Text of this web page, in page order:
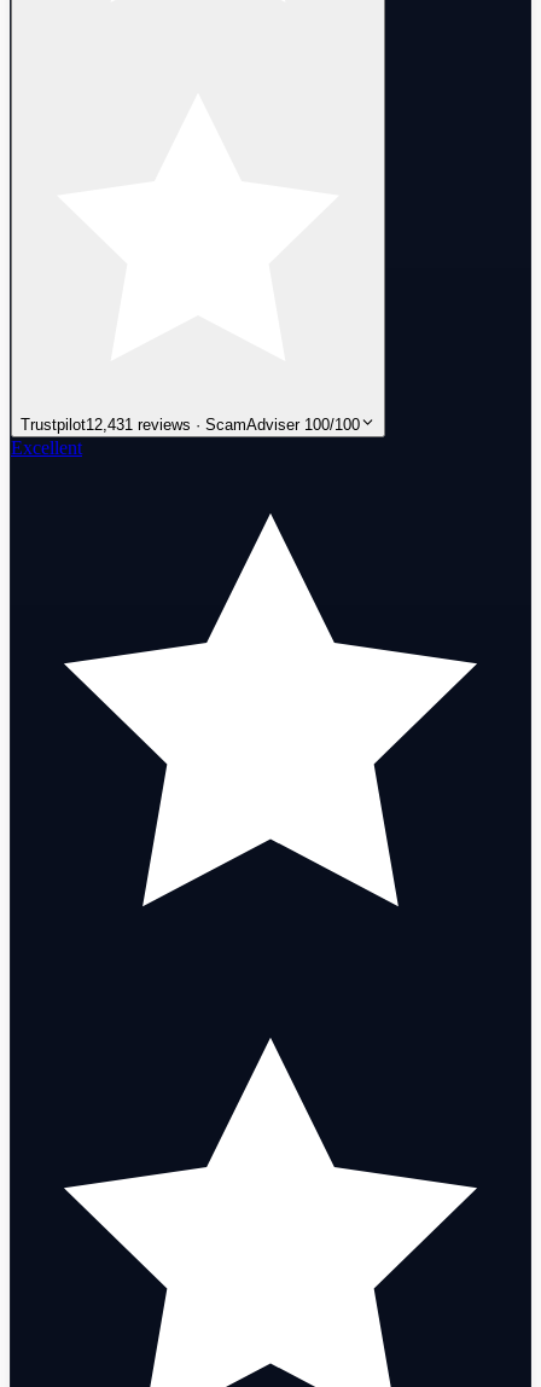
Trustpilot12,431 reviews · ScamAdviser 100/100
Excellent